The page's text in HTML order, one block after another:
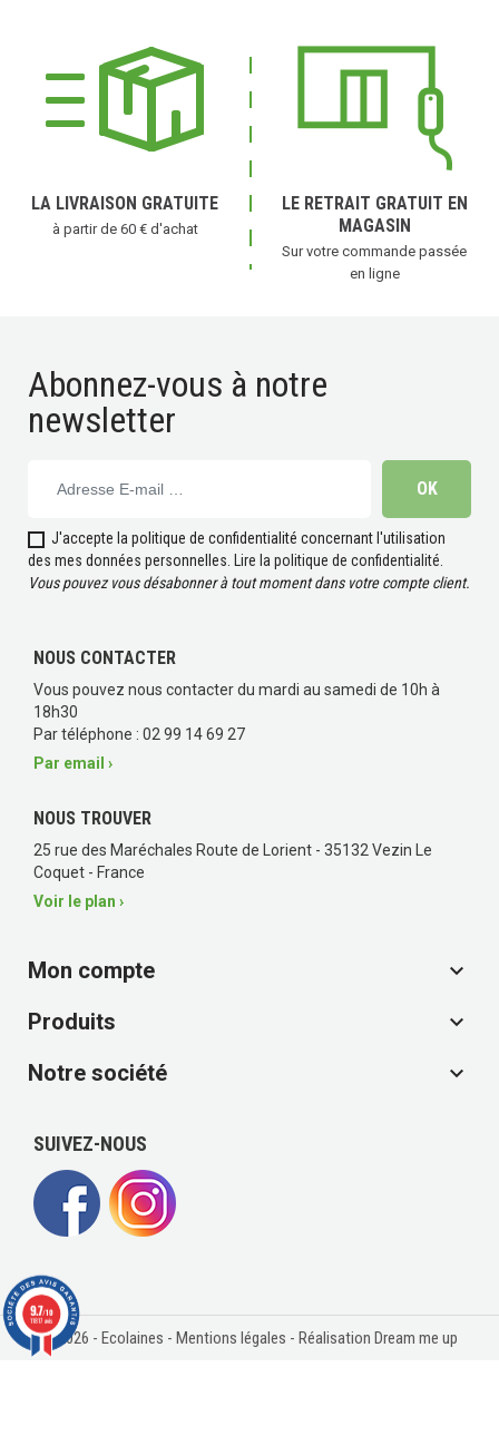
LA LIVRAISON GRATUITE
à partir de 60 € d'achat
LE RETRAIT GRATUIT EN
MAGASIN
Sur votre commande passée
en ligne
Abonnez-vous à notre
newsletter
J'accepte la politique de confidentialité concernant l'utilisation
des mes données personnelles.
Lire la politique de confidentialité
Vous pouvez vous désabonner à tout moment dans votre compte client.
NOUS CONTACTER
Vous pouvez nous contacter du mardi au samedi de 10h à
18h30
Par téléphone : 02 99 14 69 27
Par email ›
NOUS TROUVER
25 rue des Maréchales Route de Lorient - 35132 Vezin Le
Coquet - France
Voir le plan ›
Mon compte

Produits

Notre société

SUIVEZ-NOUS
© 2026 - Ecolaines - Mentions légales - Réalisation Dream me up
9.7/10
11817 avis